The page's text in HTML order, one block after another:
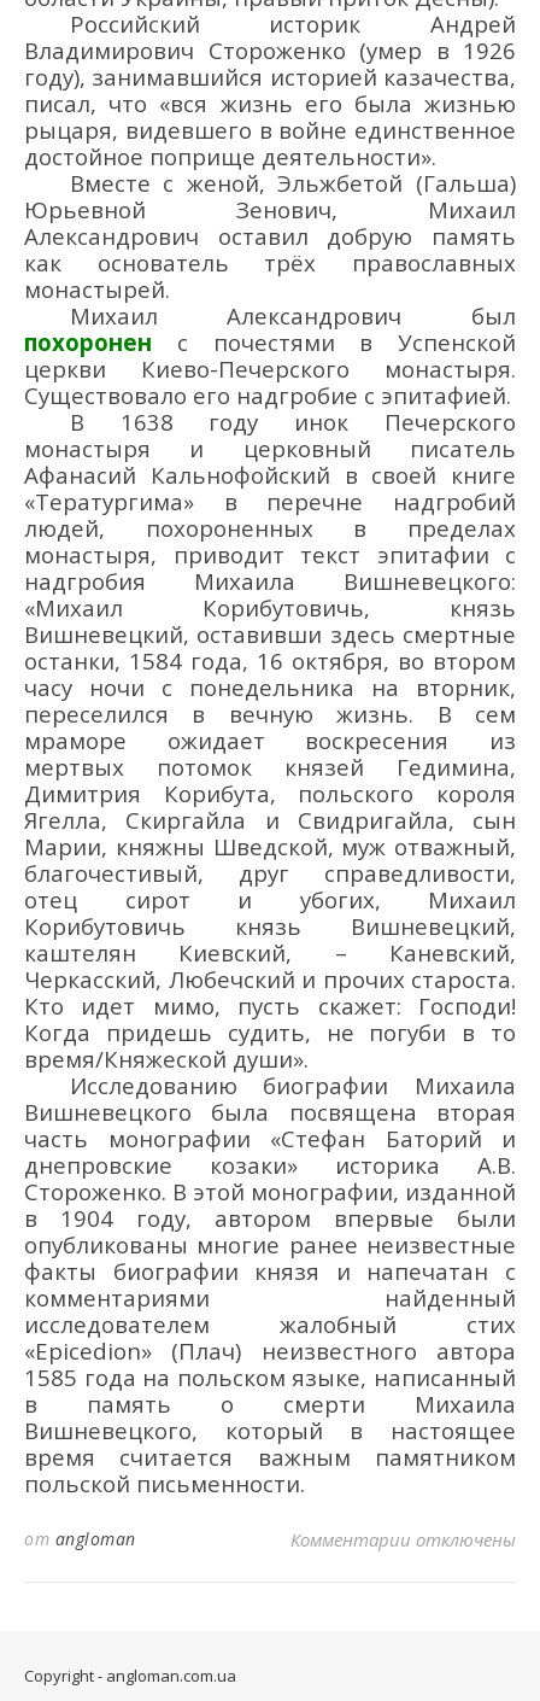
Российский историк Андрей
Владимирович Стороженко (умер в 1926
году), занимавшийся историей казачества,
писал, что «вся жизнь его была жизнью
рыцаря, видевшего в войне единственное
достойное поприще деятельности».
Вместе с женой, Эльжбетой (Гальша)
Юрьевной Зенович, Михаил
Александрович оставил добрую память
как основатель трёх православных
монастырей.
Михаил Александрович был
похоронен с почестями в Успенской
церкви Киево-Печерского монастыря.
Существовало его надгробие с эпитафией.
В 1638 году инок Печерского
монастыря и церковный писатель
Афанасий Кальнофойский в своей книге
«Тератургима» в перечне надгробий
людей, похороненных в пределах
монастыря, приводит текст эпитафии с
надгробия Михаила Вишневецкого:
«Михаил Корибутовичь, князь
Вишневецкий, оставивши здесь смертные
останки, 1584 года, 16 октября, во втором
часу ночи с понедельника на вторник,
переселился в вечную жизнь. В сем
мраморе ожидает воскресения из
мертвых потомок князей Гедимина,
Димитрия Корибута, польского короля
Ягелла, Скиргайла и Свидригайла, сын
Марии, княжны Шведской, муж отважный,
благочестивый, друг справедливости,
отец сирот и убогих, Михаил
Корибутовичь князь Вишневецкий,
каштелян Киевский, – Каневский,
Черкасский, Любечский и прочих староста.
Кто идет мимо, пусть скажет: Господи!
Когда придешь судить, не погуби в то
время/Княжеской души».
Исследованию биографии Михаила
Вишневецкого была посвящена вторая
часть монографии «Стефан Баторий и
днепровские козаки»
историка А.В.
Стороженко. В этой монографии, изданной
в 1904 году, автором впервые были
опубликованы многие ранее неизвестные
факты биографии князя и напечатан с
комментариями найденный
исследователем жалобный стих
«Epicedion» (Плач) неизвестного автора
1585 года на польском языке, написанный
в память о смерти Михаила
Вишневецкого, который в настоящее
время считается важным памятником
польской письменности.
от angloman Комментарии к записи
отключены